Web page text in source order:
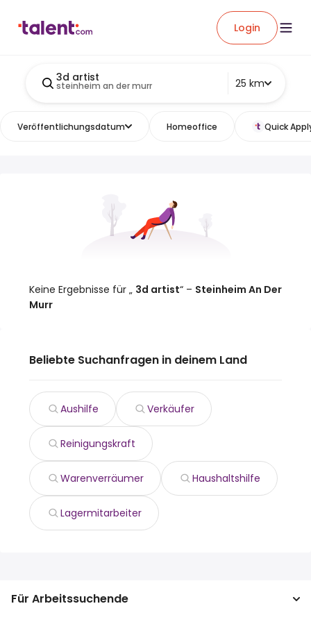
Login
3d artist
steinheim an der murr 25 km
Veröffentlichungsdatum Homeoffice Quick
Keine Ergebnisse für „ 3d artist“ – Steinheim An Der
Murr
Beliebte Suchanfragen in deinem Land
Aushilfe Verkäufer
Reinigungskraft
Warenverräumer Haushaltshilfe
Lagermitarbeiter
Für Arbeitssuchende